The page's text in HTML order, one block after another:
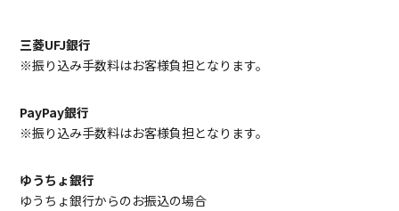
三菱UFJ銀行
※振り込み手数料はお客様負担となります。
PayPay銀行
※振り込み手数料はお客様負担となります。
ゆうちょ銀行
ゆうちょ銀行からのお振込の場合